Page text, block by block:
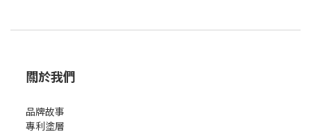
關於我們
品牌故事
專利塗層